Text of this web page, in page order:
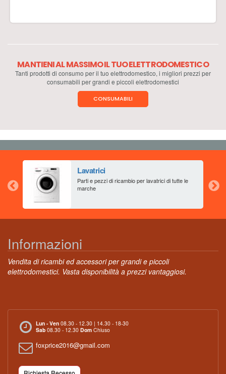
MANTIENI AL MASSIMO IL TUO ELETTRODOMESTICO
Tanti prodotti di consumo per il tuo elettrodomestico, i migliori prezzi per
consumabili per grandi e piccoli elettrodomestici
CONSUMABILI
Lavatrici
Parti e pezzi di ricambio per lavatrici di tutte le
marche
Informazioni
Vendita di ricambi ed accessori per grandi e piccoli
elettrodomestici. Vasta disponibilità a prezzi vantaggiosi.
Lun - Ven 08.30 - 12.30 | 14.30 - 18-30
Sab 08.30 - 12.30 Dom Chiuso
foxprice2016@gmail.com